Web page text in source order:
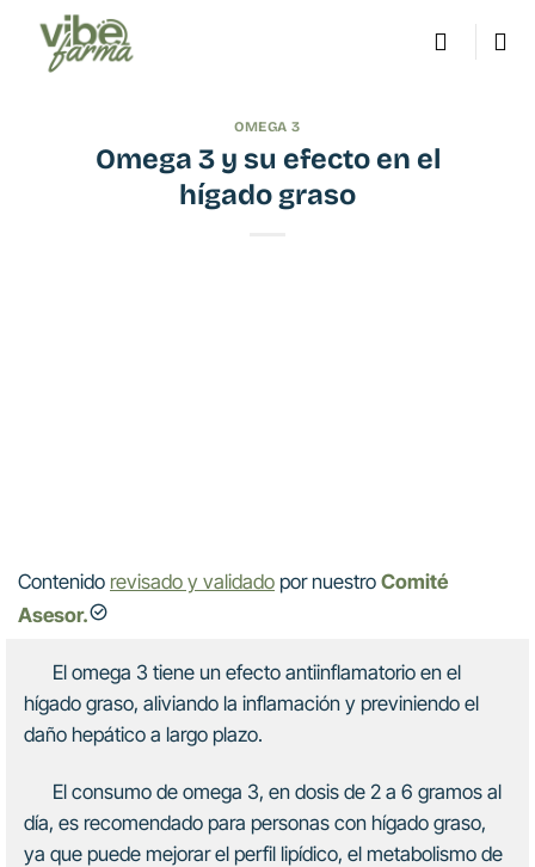
contenido
OMEGA 3
Omega 3 y su efecto en el
hígado graso
Contenido revisado y validado por nuestro Comité
Asesor.
El omega 3 tiene un efecto antiinflamatorio en el
hígado graso, aliviando la inflamación y previniendo el
daño hepático a largo plazo.
El consumo de omega 3, en dosis de 2 a 6 gramos al
día, es recomendado para personas con hígado graso,
ya que puede mejorar el perfil lipídico, el metabolismo de